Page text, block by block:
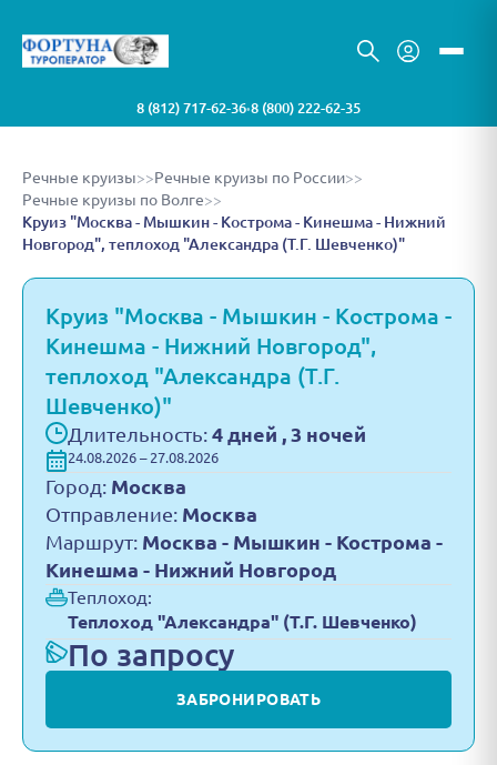
8 (812) 717-62-36•8 (800) 222-62-35
Речные круизы>>Речные круизы по России>>
Речные круизы по Волге>>
Круиз "Москва - Мышкин - Кострома - Кинешма - Нижний
Новгород", теплоход "Александра (Т.Г. Шевченко)"
Круиз "Москва - Мышкин - Кострома -
Кинешма - Нижний Новгород",
теплоход "Александра (Т.Г.
Шевченко)"
Длительность: 4 дней , 3 ночей
24.08.2026 – 27.08.2026
Город: Москва
Отправление: Москва
Маршрут: Москва - Мышкин - Кострома -
Кинешма - Нижний Новгород
Теплоход:
Теплоход "Александра" (Т.Г. Шевченко)
По запросу
ЗАБРОНИРОВАТЬ